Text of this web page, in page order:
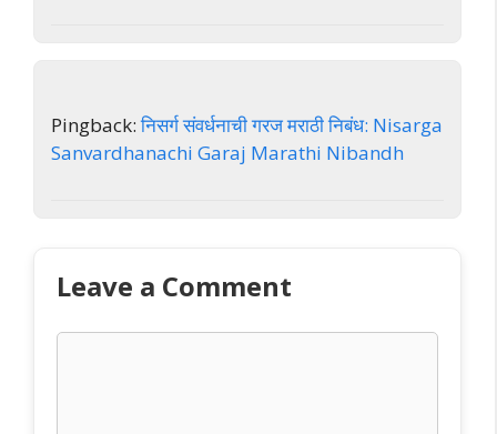
Pingback:निसर्ग संवर्धनाची गरज मराठी निबंध: Nisarga
Sanvardhanachi Garaj Marathi Nibandh
Leave a Comment